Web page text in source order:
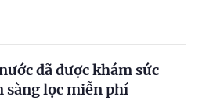
đã được khám sức
sàng lọc miễn phí